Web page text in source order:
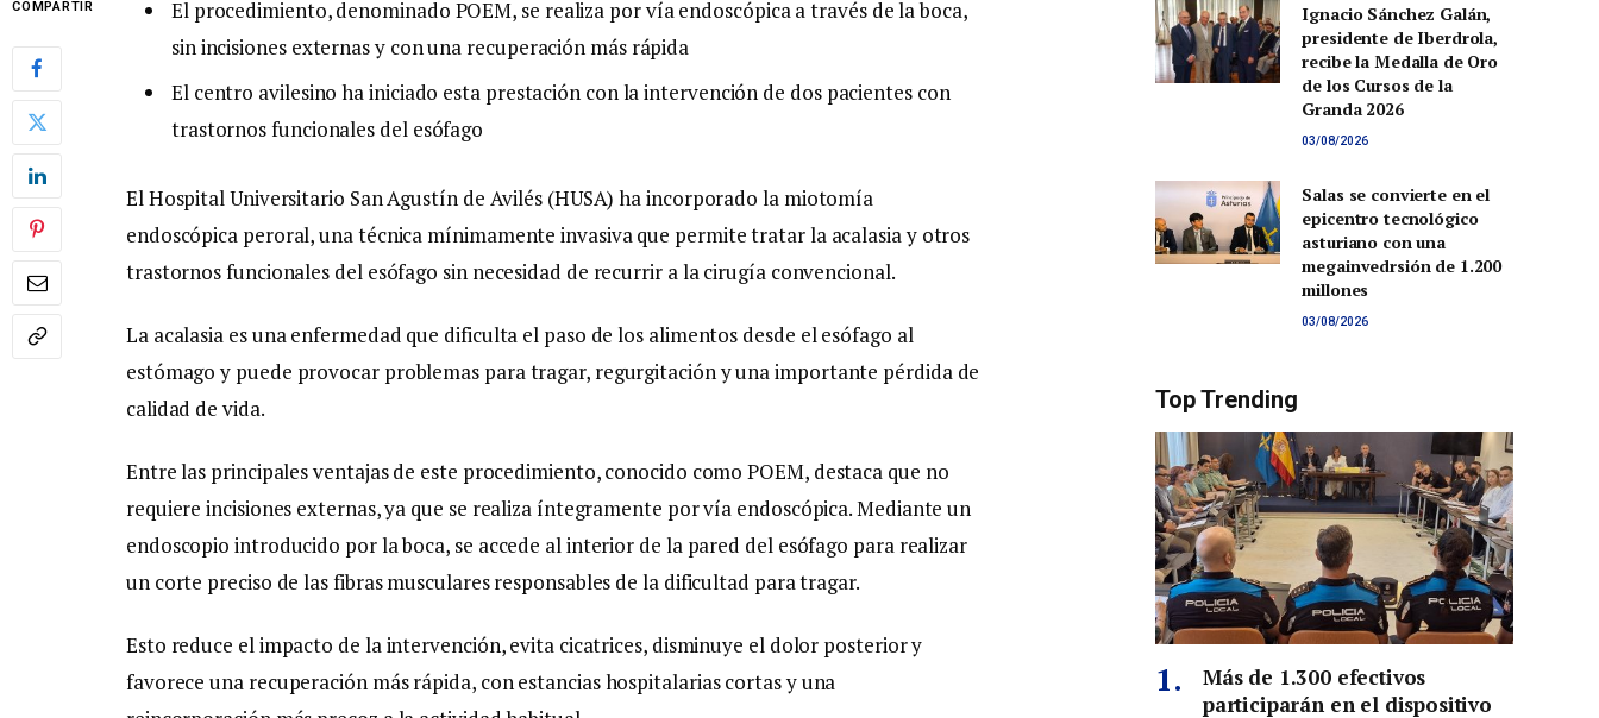
COMPARTIR
El procedimiento, denominado POEM, se realiza por vía endoscópica a través de la boca,
sin incisiones externas y con una recuperación más rápida
El centro avilesino ha iniciado esta prestación con la intervención de dos pacientes con
trastornos funcionales del esófago
El Hospital Universitario San Agustín de Avilés (HUSA) ha incorporado la miotomía
endoscópica peroral, una técnica mínimamente invasiva que permite tratar la acalasia y otros
trastornos funcionales del esófago sin necesidad de recurrir a la cirugía convencional.
La acalasia es una enfermedad que dificulta el paso de los alimentos desde el esófago al
estómago y puede provocar problemas para tragar, regurgitación y una importante pérdida de
calidad de vida.
Entre las principales ventajas de este procedimiento, conocido como POEM, destaca que no
requiere incisiones externas, ya que se realiza íntegramente por vía endoscópica. Mediante un
endoscopio introducido por la boca, se accede al interior de la pared del esófago para realizar
un corte preciso de las fibras musculares responsables de la dificultad para tragar.
Esto reduce el impacto de la intervención, evita cicatrices, disminuye el dolor posterior y
favorece una recuperación más rápida, con estancias hospitalarias cortas y una
Ignacio Sánchez Galán,
presidente de Iberdrola,
recibe la Medalla de Oro
de los Cursos de la
Granda 2026
03/08/2026
Salas se convierte en el
epicentro tecnológico
asturiano con una
megainvedrsión de 1.200
millones
03/08/2026
Top Trending
Más de 1.300 efectivos
participarán en el dispositivo